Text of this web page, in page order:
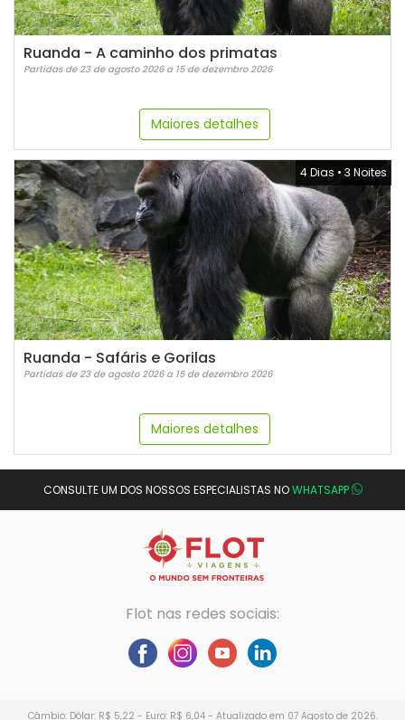
Ruanda - A caminho dos primatas
Partidas de 23 de agosto 2026 a 15 de dezembro 2026
Maiores detalhes
4 Dias • 3 Noites
Ruanda - Safáris e Gorilas
Partidas de 23 de agosto 2026 a 15 de dezembro 2026
Maiores detalhes
CONSULTE UM DOS NOSSOS ESPECIALISTAS NOWHATSAPP
Flot nas redes sociais:
Câmbio: Dólar: R$ 5,22 - Euro: R$ 6,04 - Atualizado em 07 Agosto de 2026.